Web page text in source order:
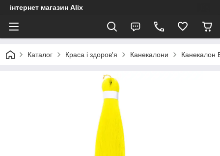
інтернет магазин Alix
Каталог Краса і здоров'я Канекалони Канекалон